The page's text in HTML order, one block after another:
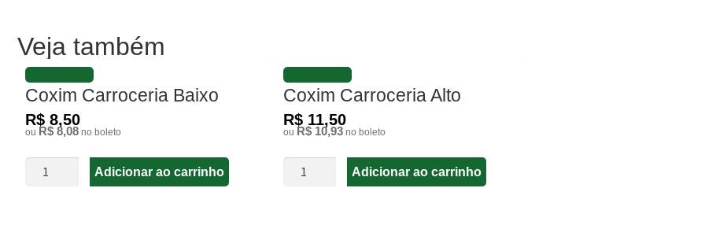
Veja também
Coxim Carroceria Baixo
R$ 8,50
ou R$ 8,08 no boleto
Adicionar ao carrinho
Coxim Carroceria Alto
R$ 11,50
ou R$ 10,93no boleto
Adicionar ao carrinho